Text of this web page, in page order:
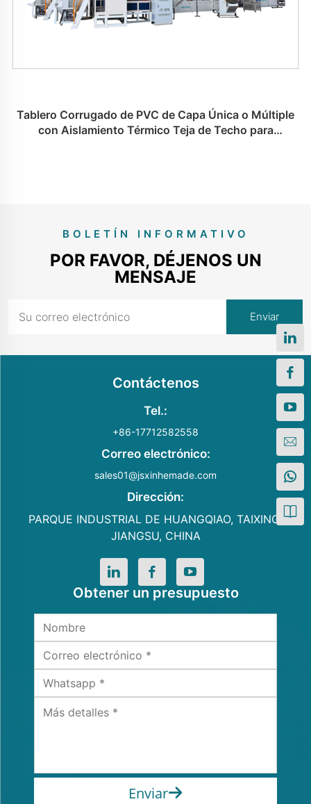
Tablero Corrugado de PVC de Capa Única o Múltiple
con Aislamiento Térmico Teja de Techo para
BOLETÍN INFORMATIVO
POR FAVOR, DÉJENOS UN
MENSAJE
Contáctenos
Tel.:
+86-17712582558
Correo electrónico:
sales01@jsxinhemade.com
Dirección:
PARQUE INDUSTRIAL DE HUANGQIAO, TAIXING,
JIANGSU, CHINA
Obtener un presupuesto
Enviar